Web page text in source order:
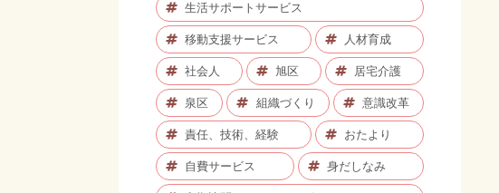
生活サポートサービス
移動支援サービス 人材育成
社会人 旭区 居宅介護
泉区 組織づくり 意識改革
責任、技術、経験 おたより
自費サービス 身だしなみ